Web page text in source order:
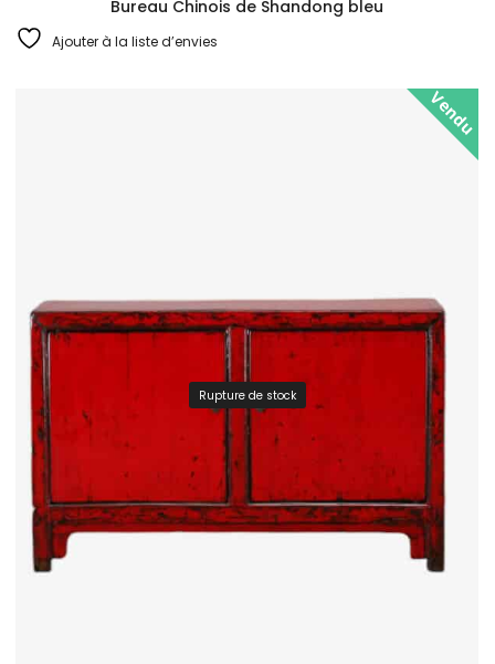
Bureau Chinois de Shandong bleu
Ajouter à la liste d’envies
Vendu
Rupture de stock